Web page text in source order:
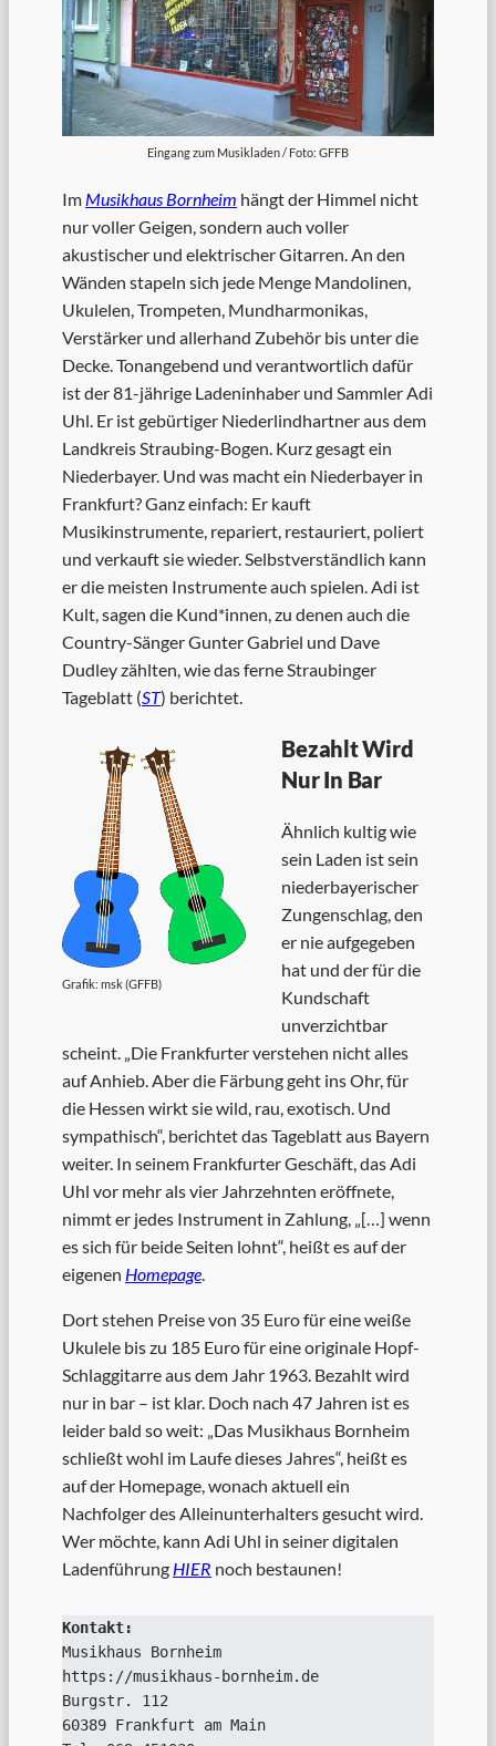
Eingang zum Musikladen / Foto: GFFB
Im Musikhaus Bornheim hängt der Himmel nicht
nur voller Geigen, sondern auch voller
akustischer und elektrischer Gitarren. An den
Wänden stapeln sich jede Menge Mandolinen,
Ukulelen, Trompeten, Mundharmonikas,
Verstärker und allerhand Zubehör bis unter die
Decke. Tonangebend und verantwortlich dafür
ist der 81-jährige Ladeninhaber und Sammler Adi
Uhl. Er ist gebürtiger Niederlindhartner aus dem
Landkreis Straubing-Bogen. Kurz gesagt ein
Niederbayer. Und was macht ein Niederbayer in
Frankfurt? Ganz einfach: Er kauft
Musikinstrumente, repariert, restauriert, poliert
und verkauft sie wieder. Selbstverständlich kann
er die meisten Instrumente auch spielen. Adi ist
Kult, sagen die Kund*innen, zu denen auch die
Country-Sänger Gunter Gabriel und Dave
Dudley zählten, wie das ferne Straubinger
Tageblatt (ST) berichtet.
Grafik: msk (GFFB)
Bezahlt Wird
Nur In Bar
Ähnlich kultig wie
sein Laden ist sein
niederbayerischer
Zungenschlag, den
er nie aufgegeben
hat und der für die
Kundschaft
unverzichtbar
scheint. „Die Frankfurter verstehen nicht alles
auf Anhieb. Aber die Färbung geht ins Ohr, für
die Hessen wirkt sie wild, rau, exotisch. Und
sympathisch“, berichtet das Tageblatt aus Bayern
weiter. In seinem Frankfurter Geschäft, das Adi
Uhl vor mehr als vier Jahrzehnten eröffnete,
nimmt er jedes Instrument in Zahlung, „[…] wenn
es sich für beide Seiten lohnt“, heißt es auf der
eigenen Homepage
Dort stehen Preise von 35 Euro für eine weiße
Ukulele bis zu 185 Euro für eine originale Hopf-
Schlaggitarre aus dem Jahr 1963. Bezahlt wird
nur in bar – ist klar. Doch nach 47 Jahren ist es
leider bald so weit: „Das Musikhaus Bornheim
schließt wohl im Laufe dieses Jahres“, heißt es
auf der Homepage, wonach aktuell ein
Nachfolger des Alleinunterhalters gesucht wird.
Wer möchte, kann Adi Uhl in seiner digitalen
Ladenführung HIER noch bestaunen!
Kontakt:
Musikhaus Bornheim
https://musikhaus-bornheim.de
Burgstr. 112
60389 Frankfurt am Main